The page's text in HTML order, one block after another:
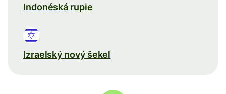
Indonéská rupie
Izraelský nový šekel